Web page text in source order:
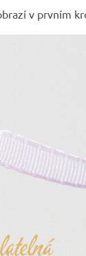
v prvním